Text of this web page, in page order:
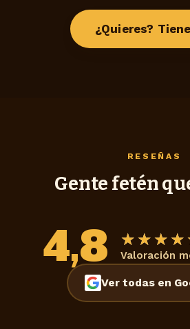
¿Quieres?
RESEÑAS
Gente fetén
4,8 Valoración
Ver todas en